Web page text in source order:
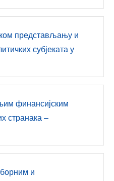
представљању и
субјеката у
финансијским
странака –
и